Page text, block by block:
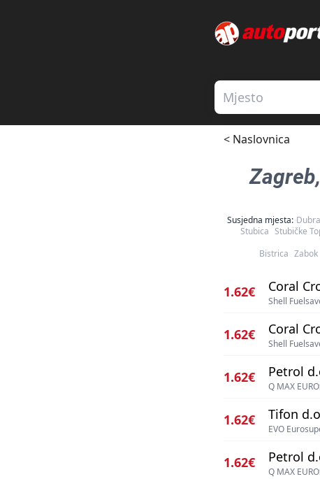
< Naslovnica
Zagreb
Susjedna mjesta:
Stubica Stubičke
Bistrica Zabok
1.62€ Coral
Shell
1.62€ Coral
Shell
1.62€ Petrol
Q MAX
1.62€ Tifon
EVO
1.62€ Petrol
Q MAX